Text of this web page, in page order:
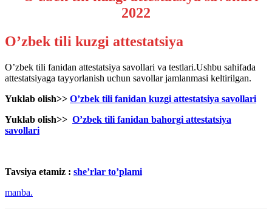
O’zbek tili kuzgi attestatsiya
O’zbek tili fanidan attestatsiya savollari va testlari.Ushbu sahifada
attestatsiyaga tayyorlanish uchun savollar jamlanmasi keltirilgan.
Yuklab olish>> O’zbek tili fanidan kuzgi attestatsiya savollari
Yuklab olish>> O’zbek tili fanidan bahorgi attestatsiya
savollari
Tavsiya etamiz : she’rlar to’plami
manba.